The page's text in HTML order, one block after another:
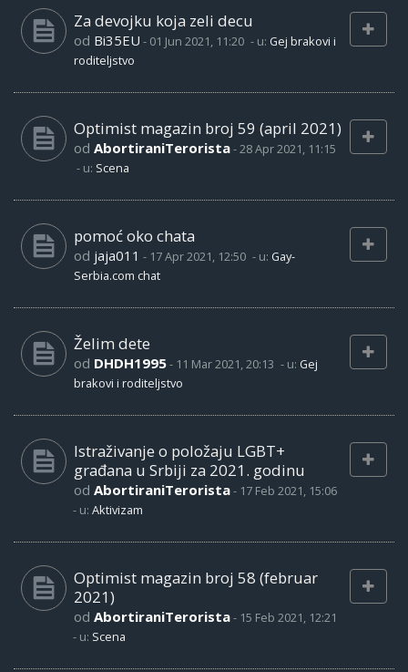
Za devojku koja zeli decu
od Bi35EU - 01 Jun 2021, 11:20 - u: Gej brakovi i
roditeljstvo
Optimist magazin broj 59 (april 2021)
od AbortiraniTerorista-28 Apr 2021, 11:15
- u: Scena
pomoć oko chata
od jaja011 - 17 Apr 2021, 12:50 - u: Gay-
Serbia.com chat
Želim dete
od DHDH1995- 11 Mar 2021, 20:13 - u: Gej
brakovi i roditeljstvo
Istraživanje o položaju LGBT+
građana u Srbiji za 2021. godinu
od AbortiraniTerorista- 17 Feb 2021, 15:06
- u: Aktivizam
Optimist magazin broj 58 (februar
2021)
od AbortiraniTerorista- 15 Feb 2021, 12:21
- u: Scena